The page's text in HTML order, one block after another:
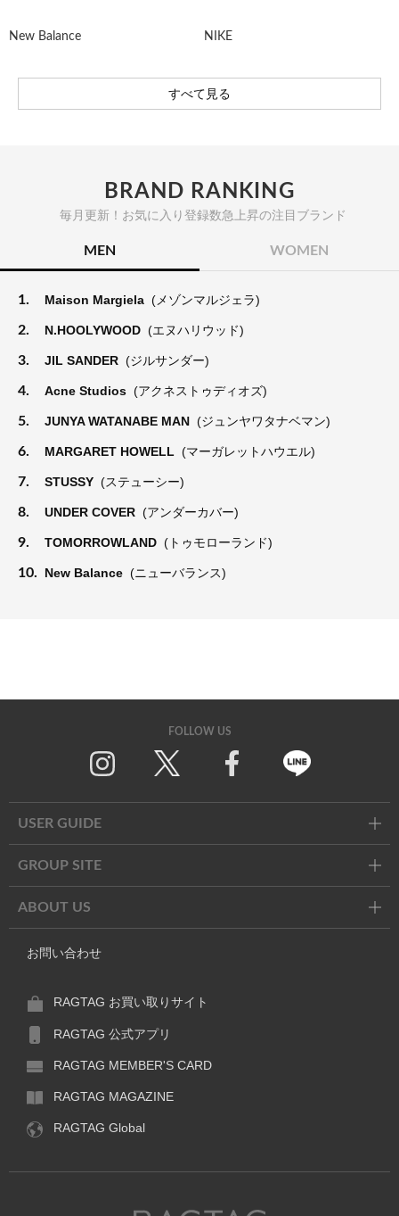
New Balance NIKE
すべて見る
BRAND RANKING
毎月更新！お気に入り登録数急上昇の注目ブランド
MEN WOMEN
1. Maison Margiela (メゾンマルジェラ)
2. N.HOOLYWOOD (エヌハリウッド)
3. JIL SANDER (ジルサンダー)
4. Acne Studios (アクネストゥディオズ)
5. JUNYA WATANABE MAN (ジュンヤワタナベマン)
6. MARGARET HOWELL (マーガレットハウエル)
7. STUSSY (ステューシー)
8. UNDER COVER (アンダーカバー)
9. TOMORROWLAND (トゥモローランド)
10. New Balance (ニューバランス)
FOLLOW US
USER GUIDE
GROUP SITE
ABOUT US
お問い合わせ
RAGTAG お買い取りサイト
RAGTAG 公式アプリ
RAGTAG MEMBER'S CARD
RAGTAG MAGAZINE
RAGTAG Global